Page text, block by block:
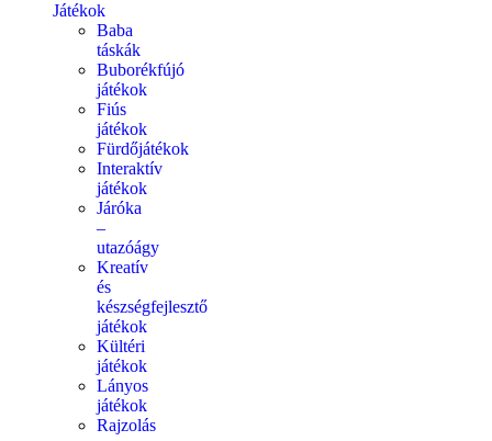
Játékok
Baba
táskák
Buborékfújó
játékok
Fiús
játékok
Fürdőjátékok
Interaktív
játékok
Járóka
–
utazóágy
Kreatív
és
készségfejlesztő
játékok
Kültéri
játékok
Lányos
játékok
Rajzolás